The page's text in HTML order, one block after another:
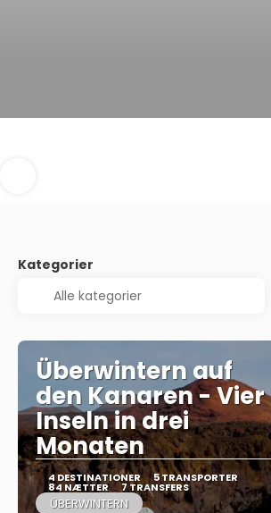
Kategorier
Überwintern auf
den Kanaren - Vier
Inseln in drei
Monaten
4 DESTINATIONER 5 TRANSPORTER
84 NÆTTER 7 TRANSFERS
ÜBERWINTERN